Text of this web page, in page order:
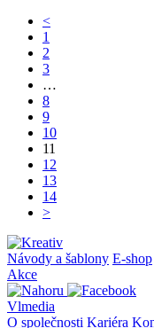
<
1
2
3
…
8
9
10
11
12
13
14
>
Návody a šablony E-shop
Akce
Vlmedia
O společnosti Kariéra